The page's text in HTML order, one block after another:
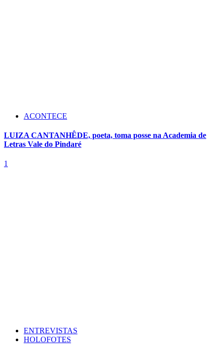
ACONTECE
LUIZA CANTANHÊDE, poeta, toma posse na Academia de
Letras Vale do Pindaré
1
ENTREVISTAS
HOLOFOTES